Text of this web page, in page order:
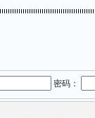
密码：